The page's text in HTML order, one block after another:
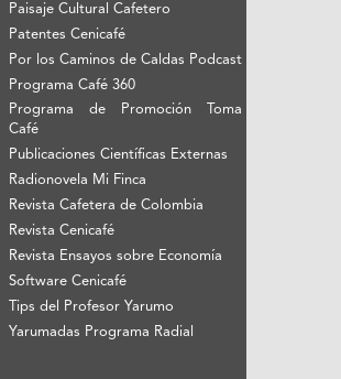
Paisaje Cultural Cafetero
Patentes Cenicafé
Por los Caminos de Caldas Podcast
Programa Café 360
Programa de Promoción Toma
Café
Publicaciones Científicas Externas
Radionovela Mi Finca
Revista Cafetera de Colombia
Revista Cenicafé
Revista Ensayos sobre Economía
Software Cenicafé
Tips del Profesor Yarumo
Yarumadas Programa Radial